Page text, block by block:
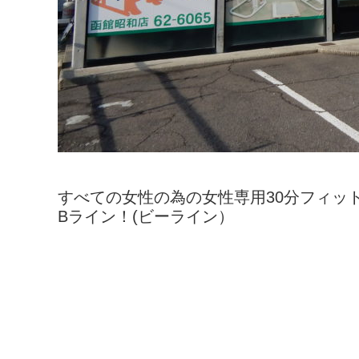
すべての女性の為の女性専用30分フィッ
Bライン！(ビーライン）